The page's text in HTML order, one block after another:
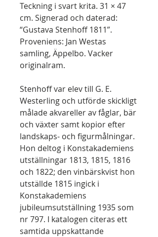
Teckning i svart krita. 31 × 47
cm. Signerad och daterad:
“Gustava Stenhoff 1811”.
Proveniens: Jan Westas
samling, Äppelbo. Vacker
originalram.
Stenhoff var elev till G. E.
Westerling och utförde skickligt
målade akvareller av fåglar, bär
och växter samt kopior efter
landskaps- och figurmålningar.
Hon deltog i Konstakademiens
utställningar 1813, 1815, 1816
och 1822; den vinbärskvist hon
utställde 1815 ingick i
Konstakademiens
jubileumsutställning 1935 som
nr 797. I katalogen citeras ett
samtida uppskattande